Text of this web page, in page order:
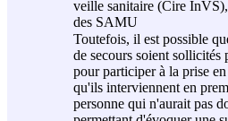
veille sanitaire (Cire
des SAMU
Toutefois, il est possible
de secours soient
pour participer à la prise
qu'ils interviennent en
personne qui n'aurait pas